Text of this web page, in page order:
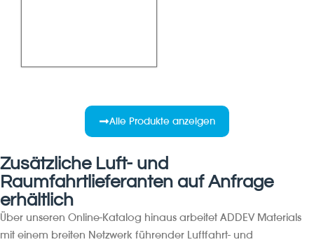
Alle Produkte anzeigen
Zusätzliche Luft- und
Raumfahrtlieferanten auf Anfrage
erhältlich
Über unseren Online-Katalog hinaus arbeitet ADDEV Materials
mit einem breiten Netzwerk führender Luftfahrt- und